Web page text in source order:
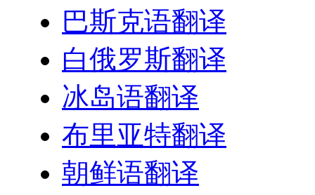
巴斯克语翻译
白俄罗斯翻译
冰岛语翻译
布里亚特翻译
朝鲜语翻译